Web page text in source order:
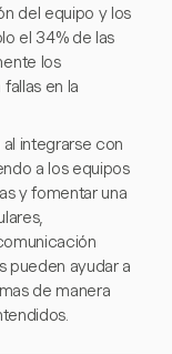
del equipo y los
el 34% de las
los
en la
integrarse con
a los equipos
y fomentar una
pueden ayudar a
de manera